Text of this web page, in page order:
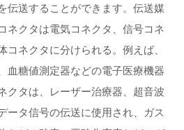
伝送することができます。伝送媒
ネクタは電気コネクタ、信号コネ
コネクタに分けられる。例えば、
血糖値測定器などの電子医療機器
クタは、レーザー治療器、超音波
ータ信号の伝送に使用され、ガス